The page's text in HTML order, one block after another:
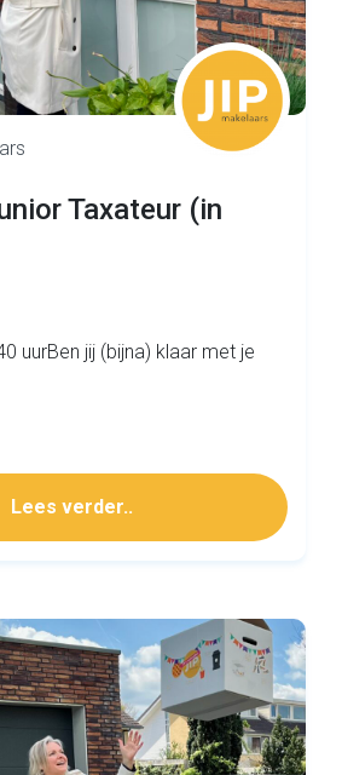
Taxateur (in
uurBen jij (bijna) klaar met je
Lees verder..